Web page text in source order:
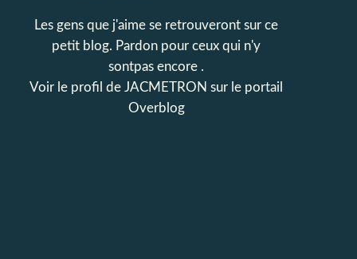
Les gens que j'aime se retrouveront sur ce
petit blog. Pardon pour ceux qui n'y
sontpas encore .
Voir le profil de JACMETRON sur le portail
Overblog